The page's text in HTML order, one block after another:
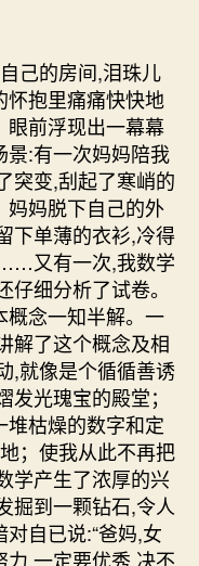
己的房间,泪珠儿
怀抱里痛痛快快地
眼前浮现出一幕幕
景:有一次妈妈陪我
突变,刮起了寒峭的
妈妈脱下自己的外
下单薄的衣衫,冷得
又有一次,我数学
细分析了试卷。
概念一知半解。一
解了这个概念及相
,就像是个循循善诱
光瑰宝的殿堂；
枯燥的数字和定
；使我从此不再把
学产生了浓厚的兴
掘到一颗钻石,令人
自已说:“爸妈,女
力,一定要优秀,决不